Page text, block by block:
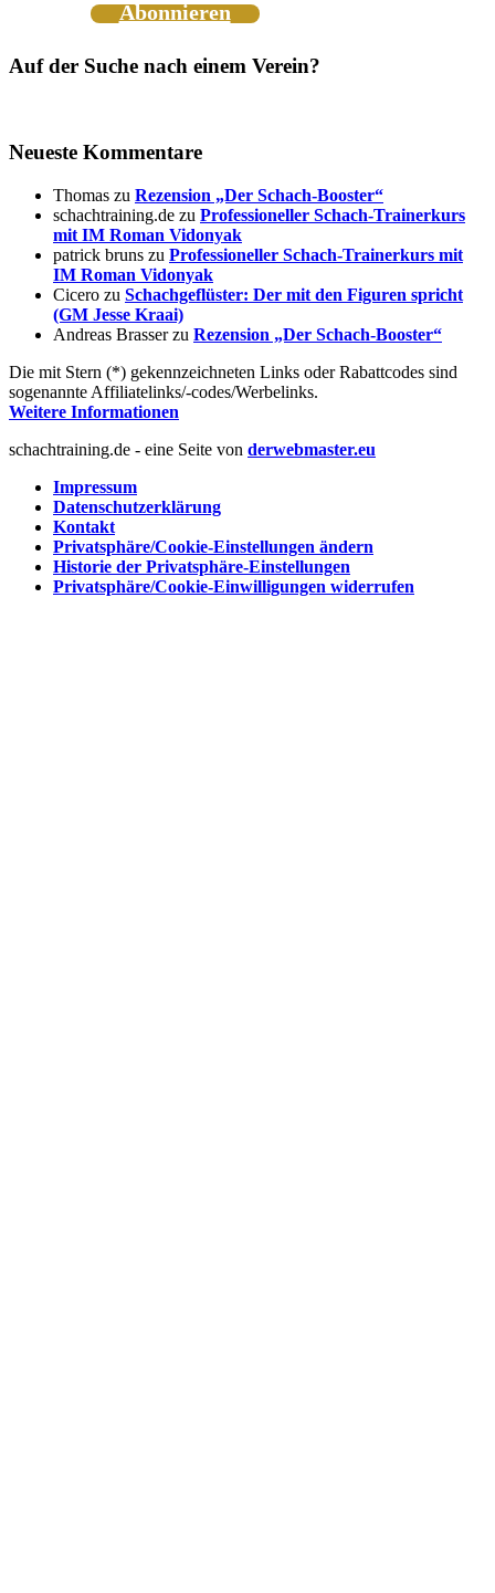
Abonnieren
Auf der Suche nach einem Verein?
Neueste Kommentare
Thomas zu Rezension „Der Schach-Booster“
schachtraining.de zu Professioneller Schach-Trainerkurs
mit IM Roman Vidonyak
patrick bruns zu Professioneller Schach-Trainerkurs mit
IM Roman Vidonyak
Cicero zu Schachgeflüster: Der mit den Figuren spricht
(GM Jesse Kraai)
Andreas Brasserzu Rezension „Der Schach-Booster“
Die mit Stern (*) gekennzeichneten Links oder Rabattcodes sind
sogenannte Affiliatelinks/-codes/Werbelinks.
Weitere Informationen
schachtraining.de - eine Seite von derwebmaster.eu
Impressum
Datenschutzerklärung
Kontakt
Privatsphäre/Cookie-Einstellungen ändern
Historie der Privatsphäre-Einstellungen
Privatsphäre/Cookie-Einwilligungen widerrufen